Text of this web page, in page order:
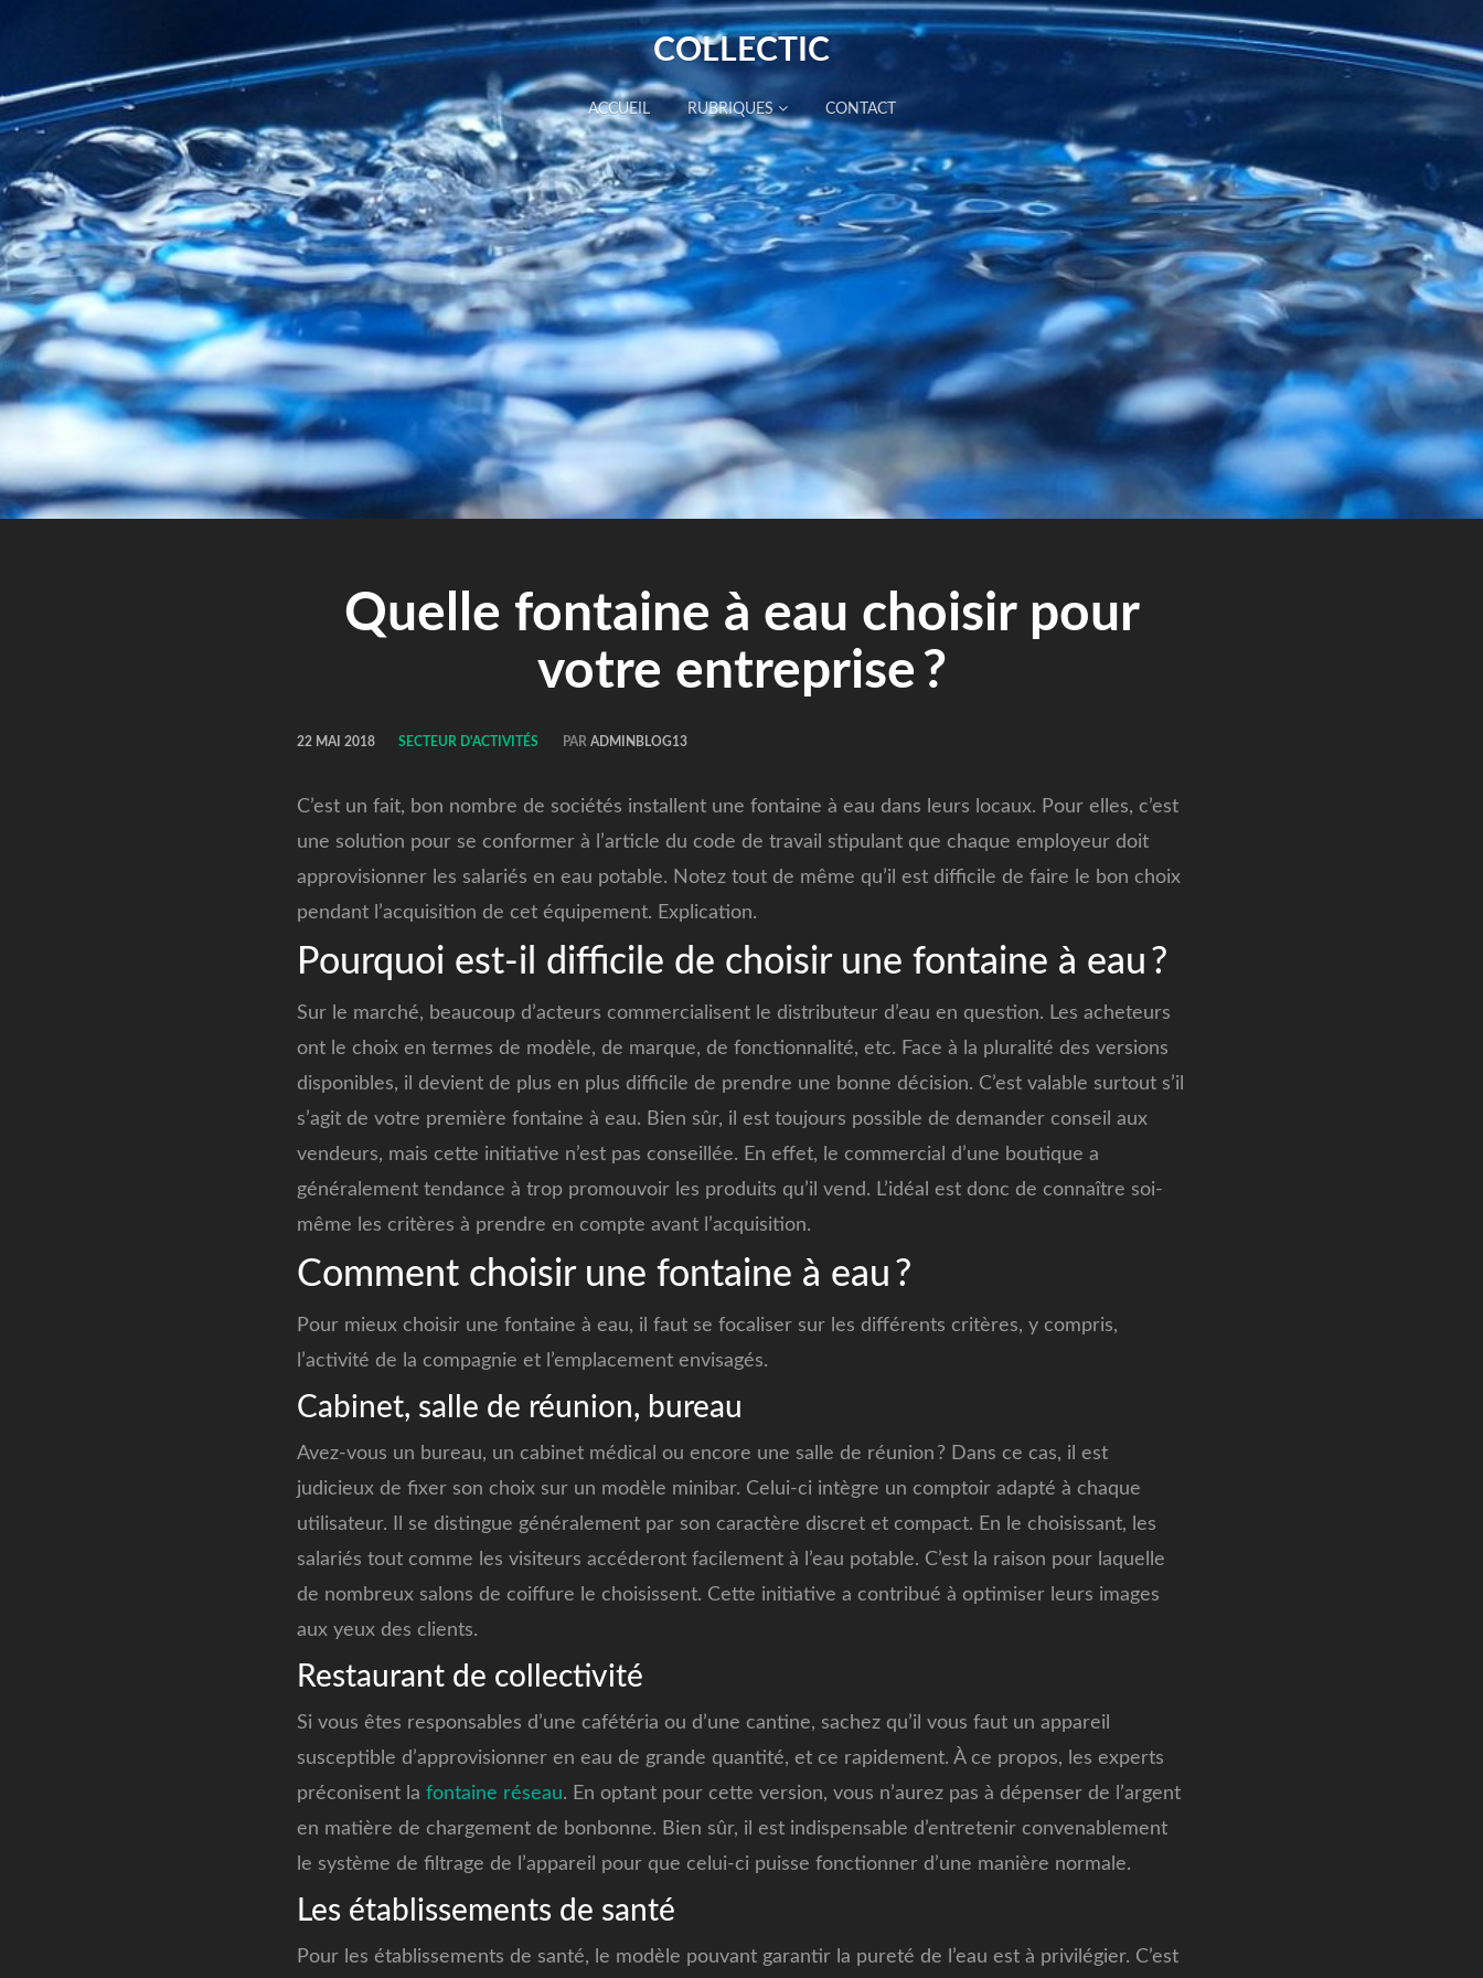
COLLECTIC
ACCUEIL RUBRIQUES CONTACT
Quelle fontaine à eau choisir pour
votre entreprise ?
22 MAI 2018 SECTEUR D'ACTIVITÉS PAR ADMINBLOG13
C’est un fait, bon nombre de sociétés installent une fontaine à eau dans leurs locaux. Pour elles, c’est
une solution pour se conformer à l’article du code de travail stipulant que chaque employeur doit
approvisionner les salariés en eau potable. Notez tout de même qu’il est difficile de faire le bon choix
pendant l’acquisition de cet équipement. Explication.
Pourquoi est-il difficile de choisir une fontaine à eau ?
Sur le marché, beaucoup d’acteurs commercialisent le distributeur d’eau en question. Les acheteurs
ont le choix en termes de modèle, de marque, de fonctionnalité, etc. Face à la pluralité des versions
disponibles, il devient de plus en plus difficile de prendre une bonne décision. C’est valable surtout s’il
s’agit de votre première fontaine à eau. Bien sûr, il est toujours possible de demander conseil aux
vendeurs, mais cette initiative n’est pas conseillée. En effet, le commercial d’une boutique a
généralement tendance à trop promouvoir les produits qu’il vend. L’idéal est donc de connaître soi-
même les critères à prendre en compte avant l’acquisition.
Comment choisir une fontaine à eau ?
Pour mieux choisir une fontaine à eau, il faut se focaliser sur les différents critères, y compris,
l’activité de la compagnie et l’emplacement envisagés.
Cabinet, salle de réunion, bureau
Avez-vous un bureau, un cabinet médical ou encore une salle de réunion ? Dans ce cas, il est
judicieux de fixer son choix sur un modèle minibar. Celui-ci intègre un comptoir adapté à chaque
utilisateur. Il se distingue généralement par son caractère discret et compact. En le choisissant, les
salariés tout comme les visiteurs accéderont facilement à l’eau potable. C’est la raison pour laquelle
de nombreux salons de coiffure le choisissent. Cette initiative a contribué à optimiser leurs images
aux yeux des clients.
Restaurant de collectivité
Si vous êtes responsables d’une cafétéria ou d’une cantine, sachez qu’il vous faut un appareil
susceptible d’approvisionner en eau de grande quantité, et ce rapidement. À ce propos, les experts
préconisent la fontaine réseau. En optant pour cette version, vous n’aurez pas à dépenser de l’argent
en matière de chargement de bonbonne. Bien sûr, il est indispensable d’entretenir convenablement
le système de filtrage de l’appareil pour que celui-ci puisse fonctionner d’une manière normale.
Les établissements de santé
Pour les établissements de santé, le modèle pouvant garantir la pureté de l’eau est à privilégier. C’est